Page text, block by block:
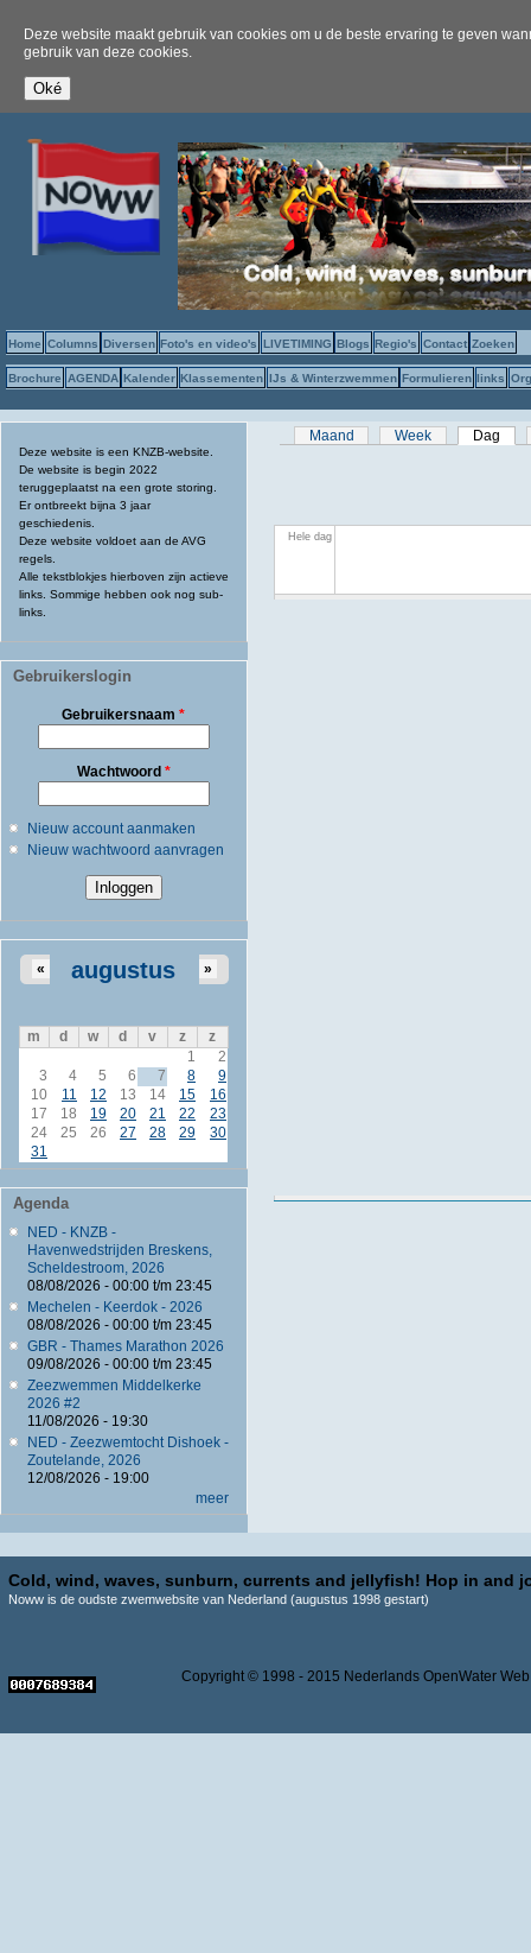
Deze website maakt gebruik van cookies om u de beste ervaring te geven
gebruik van deze cookies.
Home Columns Diversen Foto's en video's LIVETIMING Blogs Regio's Contact Zoeken
Brochure AGENDA Kalender Klassementen IJs & Winterzwemmen Formulieren links
Deze website is een KNZB-website.
De website is begin 2022
teruggeplaatst na een grote storing.
Er ontbreekt bijna 3 jaar
geschiedenis.
Deze website voldoet aan de AVG
regels.
Alle tekstblokjes hierboven zijn actieve
links. Sommige hebben ook nog sub-
links.
Gebruikerslogin
Gebruikersnaam*
Wachtwoord *
Nieuw account aanmaken
Nieuw wachtwoord aanvragen
augustus
« »
m d w d v z
z
1
2
3
4 5 6 7 8
9
10
11 12 13 14 15
16
17
18 19 20 21 22
23
24
25 26 27 28 29
30
31
Agenda
NED - KNZB -
Havenwedstrijden Breskens,
Scheldestroom, 2026
08/08/2026 - 00:00t/m 23:45
Mechelen - Keerdok - 2026
08/08/2026 - 00:00t/m 23:45
GBR - Thames Marathon 2026
09/08/2026 - 00:00t/m 23:45
Zeezwemmen Middelkerke
2026 #2
11/08/2026 - 19:30
NED - Zeezwemtocht Dishoek -
Zoutelande, 2026
12/08/2026 - 19:00
meer
Primaire tabs
Maand Week Dag
Hele dag
Cold, wind, waves, sunburn, currents and jellyfish! Hop in and
Noww is de oudste zwemwebsite van Nederland (augustus 1998 gestart)
Copyright © 1998 - 2015 Nederlands OpenWater